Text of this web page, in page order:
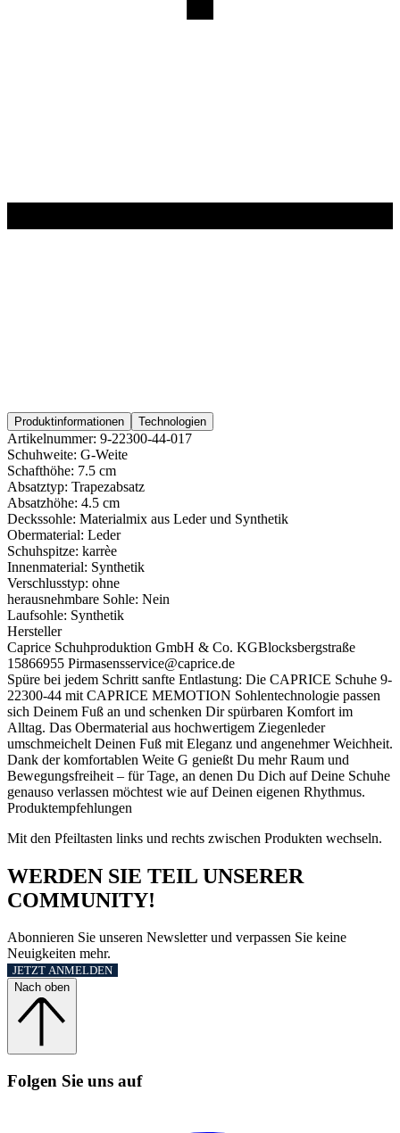
Produktinformationen Technologien
Artikelnummer: 9-22300-44-017
Schuhweite: G-Weite
Schafthöhe: 7.5 cm
Absatztyp: Trapezabsatz
Absatzhöhe: 4.5 cm
Deckssohle: Materialmix aus Leder und Synthetik
Obermaterial: Leder
Schuhspitze: karrèe
Innenmaterial: Synthetik
Verschlusstyp: ohne
herausnehmbare Sohle: Nein
Laufsohle: Synthetik
Hersteller
Caprice Schuhproduktion GmbH & Co. KGBlocksbergstraße
15866955 Pirmasensservice@caprice.de
Spüre bei jedem Schritt sanfte Entlastung: Die CAPRICE Schuhe 9-
22300-44 mit CAPRICE MEMOTION Sohlentechnologie passen
sich Deinem Fuß an und schenken Dir spürbaren Komfort im
Alltag. Das Obermaterial aus hochwertigem Ziegenleder
umschmeichelt Deinen Fuß mit Eleganz und angenehmer Weichheit.
Dank der komfortablen Weite G genießt Du mehr Raum und
Bewegungsfreiheit – für Tage, an denen Du Dich auf Deine Schuhe
genauso verlassen möchtest wie auf Deinen eigenen Rhythmus.
Produktempfehlungen
Mit den Pfeiltasten links und rechts zwischen Produkten wechseln.
WERDEN SIE TEIL UNSERER
COMMUNITY!
Abonnieren Sie unseren Newsletter und verpassen Sie keine
Neuigkeiten mehr.
JETZT ANMELDEN
Nach oben
Folgen Sie uns auf